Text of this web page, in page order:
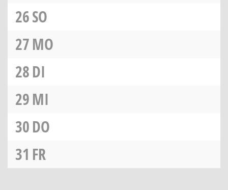
26SO
27MO
28DI
29MI
30DO
31 FR